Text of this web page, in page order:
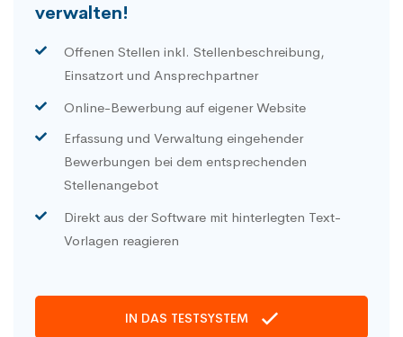
verwalten!
Offenen Stellen inkl. Stellenbeschreibung,
Einsatzort und Ansprechpartner
Online-Bewerbung auf eigener Website
Erfassung und Verwaltung eingehender
Bewerbungen bei dem entsprechenden
Stellenangebot
Direkt aus der Software mit hinterlegten Text-
Vorlagen reagieren
IN DAS TESTSYSTEM